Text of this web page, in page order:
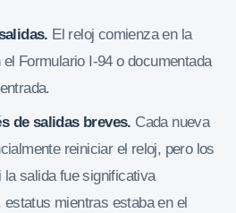
El reloj comienza en la
Formulario I-94 o documentada
de salidas breves. Cada nueva
reiniciar el reloj, pero los
salida fue significativa
mientras estaba en el